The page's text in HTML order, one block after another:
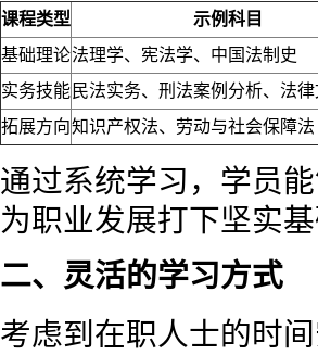
课程类型
示例科目
基础理论法理学、宪法学、中国法制史
实务技能 民法实务、刑法案例分析、法
拓展方向知识产权法、劳动与社会保障法
通过系统学习，学员
为职业发展打下坚实
二、灵活的学习方式
考虑到在职人士的时